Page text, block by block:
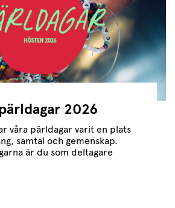
2026
våra pärldagar varit en plats
samtal och gemenskap.
är du som deltagare